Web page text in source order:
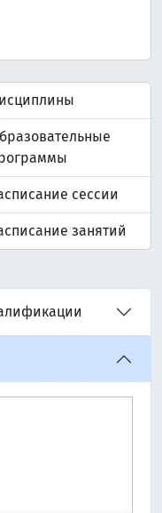
сессии
занятий